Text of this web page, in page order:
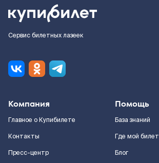
Сервис билетных лазеек
Компания
Главное о Купибилете
Контакты
Пресс-центр
Помощь
База знаний
Где мой билет
Блог